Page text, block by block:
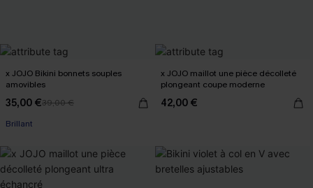
x JOJO Bikini bonnets souples
amovibles
35,00 €39,00 €
Brillant
x JOJO maillot une pièce décolleté
plongeant coupe moderne
42,00 €